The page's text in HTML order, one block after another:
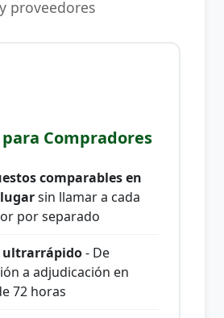
proveedores
Compradores
comparables en
sin llamar a cada
por separado
ultrarrápido- De
a adjudicación en
72 horas